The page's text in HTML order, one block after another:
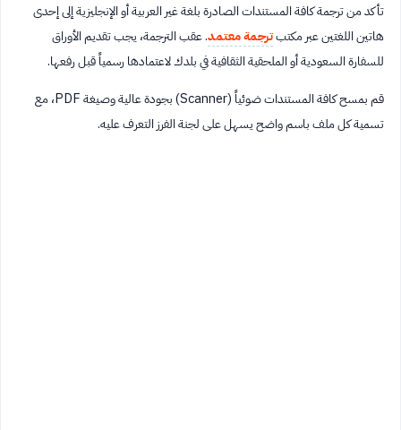
تأكد من ترجمة كافة المستندات الصادرة بلغة غير العربية أو الإنجليزية إلى إحدى
هاتين اللغتين عبر مكتبترجمة معتمد. عقب الترجمة، يجب تقديم الأوراق
للسفارة السعودية أو الملحقية الثقافية في بلدك لاعتمادها رسمياً قبل رفعها.
قم بمسح كافة المستندات ضوئياً (Scanner) بجودة عالية وصيغة PDF، مع
تسمية كل ملف باسم واضح يسهل على لجنة الفرز التعرف عليه.